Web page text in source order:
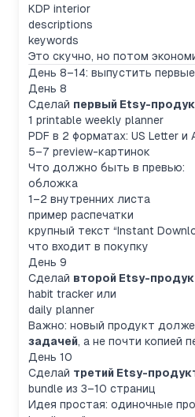
KDP interior
descriptions
keywords
Это скучно, но потом
День 8–14: выпустить
День 8
Сделай первый Etsy-
1 printable weekly planner
PDF в 2 форматах: US Letter и
5–7 preview-картинок
Что должно быть в превью:
обложка
1–2 внутренних листа
пример распечатки
крупный текст “Instant
что входит в покупку
День 9
Сделай второй Etsy-
habit tracker или
daily planner
Важно: новый продукт
задачей, а не почти копией
День 10
Сделай третий Etsy-
bundle из 3–10 страниц
Идея простая: одиночные